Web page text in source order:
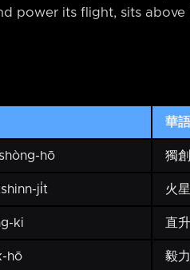
power its flight, sits
華語
hō 獨
ji̍t 火
ki 直
hō 毅